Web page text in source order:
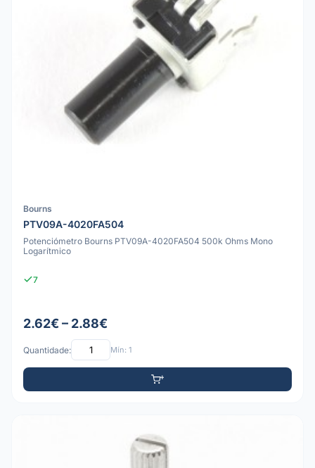
Bourns
PTV09A-4020FA504
Potenciómetro Bourns PTV09A-4020FA504 500k Ohms Mono
Logarítmico
7
2.62€ – 2.88€
Quantidade: Mín: 1